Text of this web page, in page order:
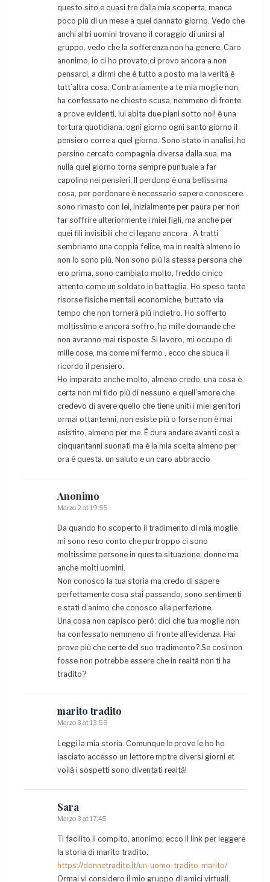
questo sito,e quasi tre dalla mia scoperta, manca
poco più di un mese a quel dannato giorno. Vedo che
anchi altri uomini trovano il coraggio di unirsi al
gruppo, vedo che la sofferenza non ha genere. Caro
anonimo, io ci ho provato,ci provo ancora a non
pensarci, a dirmi che è tutto a posto ma la verità è
tutt’altra cosa. Contrariamente a te mia moglie non
ha confessato ne chiesto scusa, nemmeno di fronte
a prove evidenti, lui abita due piani sotto noi! è una
tortura quotidiana, ogni giorno ogni santo giorno il
pensiero corre a quel giorno. Sono stato in analisi, ho
persino cercato compagnia diversa dalla sua, ma
nulla quel giorno torna sempre puntuale a far
capolino nei pensieri. Il perdono è una bellissima
cosa, per perdonare è necessario sapere conoscere.
sono rimasto con lei, inizialmente per paura per non
far soffrire ulteriormente i miei figli, ma anche per
quei fili invisibili che ci legano ancora . A tratti
sembriamo una coppia felice, ma in realtà almeno io
non lo sono più. Non sono più la stessa persona che
ero prima, sono cambiato molto, freddo cinico
attento come un soldato in battaglia. Ho speso tante
risorse fisiche mentali economiche, buttato via
tempo che non tornerà più indietro. Ho sofferto
moltissimo e ancora soffro, ho mille domande che
non avranno mai risposte. Si lavoro, mi occupo di
mille cose, ma come mi fermo , ecco che sbuca il
ricordo il pensiero.
Ho imparato anche molto, almeno credo, una cosa è
certa non mi fido più di nessuno e quell’amore che
credevo di avere quello che tiene uniti i miei genitori
ormai ottantenni, non esiste più o forse non è mai
esistito, almeno per me. È dura andare avanti così a
cinquantanni suonati ma è la mia scelta almeno per
ora è questa. un saluto e un caro abbraccio
Anonimo
Marzo 2 at 19:55
Da quando ho scoperto il tradimento di mia moglie
mi sono reso conto che purtroppo ci sono
moltissime persone in questa situazione, donne ma
anche molti uomini.
Non conosco la tua storia ma credo di sapere
perfettamente cosa stai passando, sono sentimenti
e stati d’animo che conosco alla perfezione.
Una cosa non capisco però: dici che tua moglie non
ha confessato nemmeno di fronte all’evidenza. Hai
prove più che certe del suo tradimento? Se così non
fosse non potrebbe essere che in realtà non ti ha
tradito?
marito tradito
Marzo 3 at 13:58
Leggi la mia storia. Comunque le prove le ho ho
lasciato accesso un lettore mptre diversi giorni et
voilà i sospetti sono diventati realtà!
Sara
Marzo 3 at 17:45
Ti facilito il compito, anonimo: ecco il link per leggere
la storia di marito tradito:
https://donnetradite.it/un-uomo-tradito-marito/
Ormai vi considero il mio gruppo di amici virtuali,